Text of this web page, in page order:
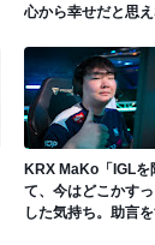
心から幸せだと思
解放されたいと思
た。」
KRX MaKo「IGLを
て、今はどこかすっ
した気持ち。助言